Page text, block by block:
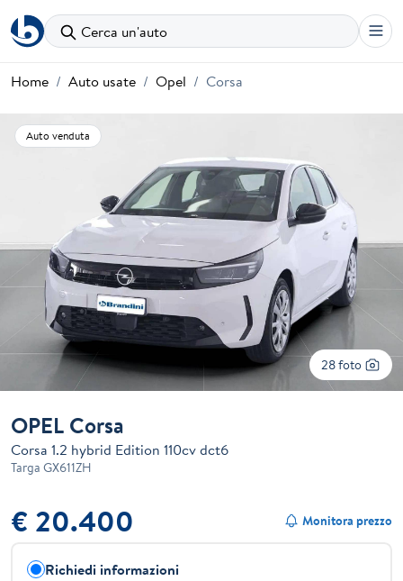
Cerca un'auto
Home Auto usate Opel Corsa
Auto venduta
28 foto
OPEL Corsa
Corsa 1.2 hybrid Edition 110cv dct6
Targa GX611ZH
€ 20.400 Monitora prezzo
Richiedi informazioni